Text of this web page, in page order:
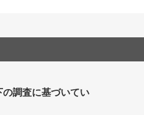
調査に基づいてい